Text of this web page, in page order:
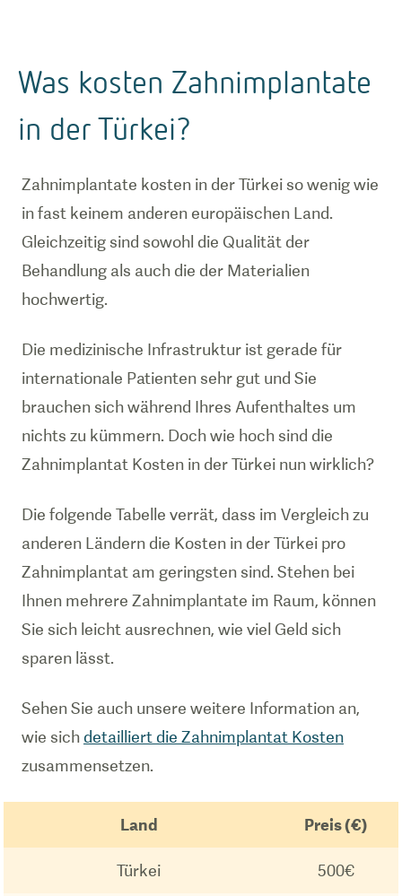
Was kosten Zahnimplantate
in der Türkei?
Zahnimplantate kosten in der Türkei so wenig wie
in fast keinem anderen europäischen Land.
Gleichzeitig sind sowohl die Qualität der
Behandlung als auch die der Materialien
hochwertig.
Die medizinische Infrastruktur ist gerade für
internationale Patienten sehr gut und Sie
brauchen sich während Ihres Aufenthaltes um
nichts zu kümmern. Doch wie hoch sind die
Zahnimplantat Kosten in der Türkei nun wirklich?
Die folgende Tabelle verrät, dass im Vergleich zu
anderen Ländern die Kosten in der Türkei pro
Zahnimplantat am geringsten sind. Stehen bei
Ihnen mehrere Zahnimplantate im Raum, können
Sie sich leicht ausrechnen, wie viel Geld sich
sparen lässt.
Sehen Sie auch unsere weitere Information an,
wie sich detailliert die Zahnimplantat Kosten
zusammensetzen.
Land Preis (€)
Türkei 500€